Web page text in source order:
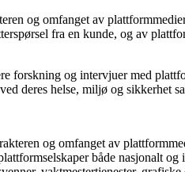
og omfanget av
fra en kunde, og av
forskning og intervjuer med
deres helse, miljø og sikkerhet
og omfanget av
både nasjonalt